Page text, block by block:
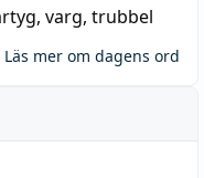
, varg, trubbel
Läs mer om dagens ord